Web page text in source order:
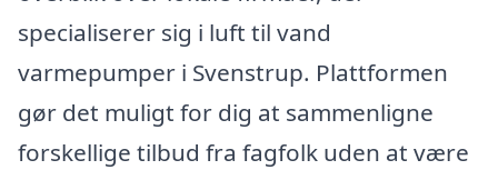
specialiserer sig i luft til vand
varmepumper i Svenstrup. Plattformen
gør det muligt for dig at sammenligne
forskellige tilbud fra fagfolk uden at være